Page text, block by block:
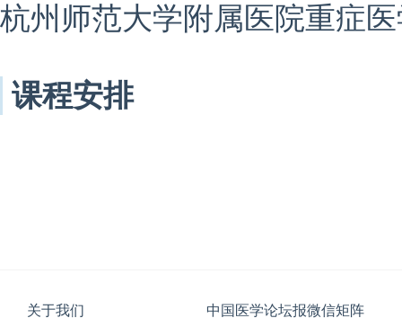
杭州师范大学附属医院重症
课程安排
关于我们 中国医学论坛报微信矩阵